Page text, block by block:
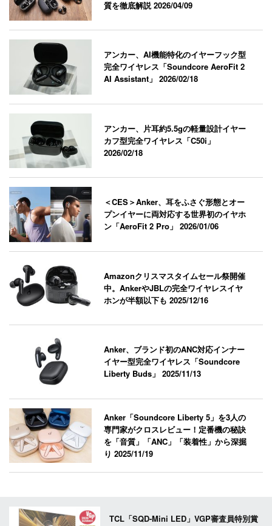
質を徹底解説2026/04/09
アンカー、AI機能特化のイヤーフック型
完全ワイヤレス「Soundcore AeroFit 2
AI Assistant」2026/02/18
アンカー、片耳約5.5gの軽量設計イヤー
カフ型完全ワイヤレス「C50i」
2026/02/18
＜CES＞Anker、耳をふさぐ形態とオー
プンイヤーに両対応する世界初のイヤホ
ン「AeroFit 2 Pro」2026/01/06
Amazonクリスマスタイムセール祭開催
中。AnkerやJBLの完全ワイヤレスイヤ
ホンが半額以下も2025/12/16
Anker、ブランド初のANC対応インナー
イヤー型完全ワイヤレス「Soundcore
Liberty Buds」2025/11/13
Anker「Soundcore Liberty 5」を3人の
専門家がクロスレビュー！定番機の秘訣
を「音質」「ANC」「装着性」から深掘
り2025/11/19
TCL「SQD-Mini LED」VGP審査員特別賞